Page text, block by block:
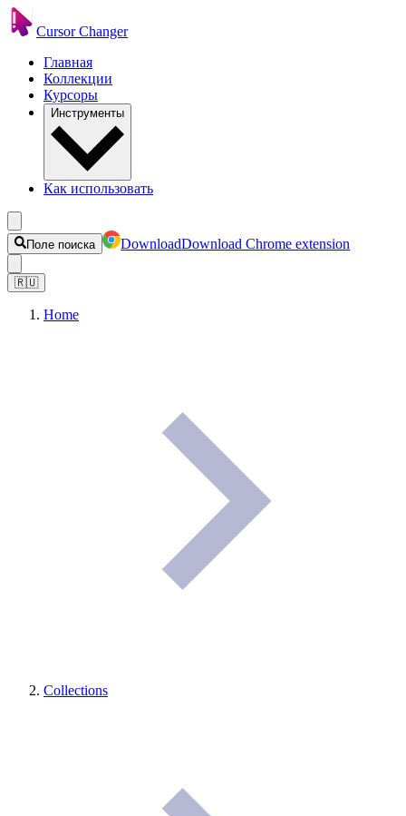
Cursor Changer
Главная
Коллекции
Курсоры
Инструменты
Как использовать
Поле поиска DownloadDownload Chrome extension
🇷🇺
Home
Collections